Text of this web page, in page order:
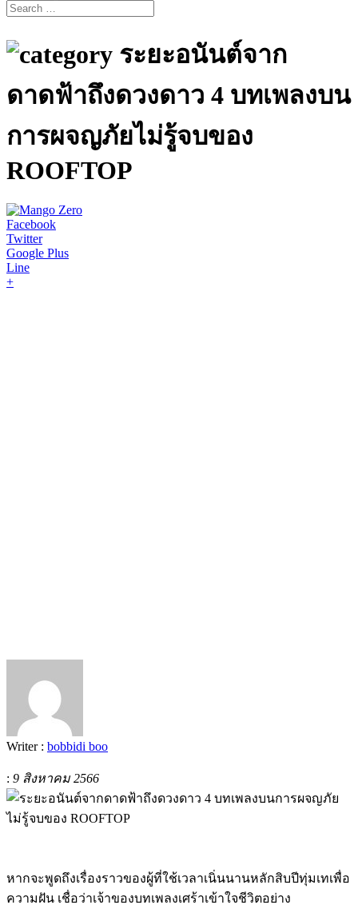
ระยะอนันต์จาก
ดาดฟ้าถึงดวงดาว 4 บทเพลงบน
การผจญภัยไม่รู้จบของ
ROOFTOP
Facebook
Twitter
Google Plus
Line
+
Writer : bobbidi boo
: 9 สิงหาคม 2566
หากจะพูดถึงเรื่องราวของผู้ที่ใช้เวลาเนิ่นนานหลักสิบปีทุ่มเทเพื่อ
ความฝัน เชื่อว่าเจ้าของบทเพลงเศร้าเข้าใจชีวิตอย่าง